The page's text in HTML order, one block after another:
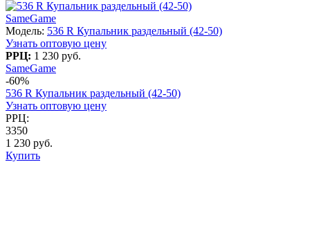
SameGame
Модель: 536 R Купальник раздельный (42-50)
Узнать оптовую цену
РРЦ: 1 230 руб.
SameGame
-60%
536 R Купальник раздельный (42-50)
Узнать оптовую цену
РРЦ:
3350
1 230 руб.
Купить